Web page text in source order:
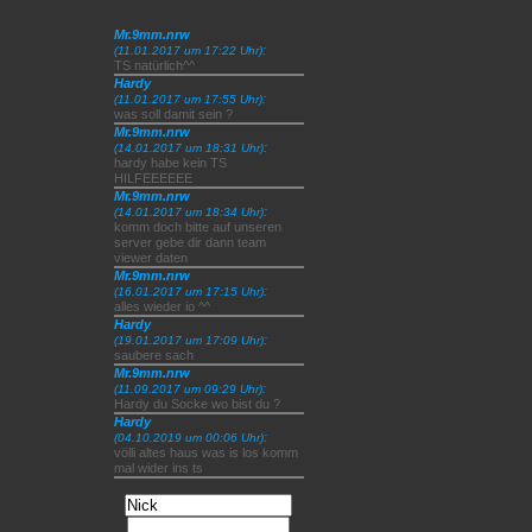
Mr.9mm.nrw
(11.01.2017 um 17:22 Uhr):
TS natürlich^^
Hardy
(11.01.2017 um 17:55 Uhr):
was soll damit sein ?
Mr.9mm.nrw
(14.01.2017 um 18:31 Uhr):
hardy habe kein TS
HILFEEEEEE
Mr.9mm.nrw
(14.01.2017 um 18:34 Uhr):
komm doch bitte auf unseren
server gebe dir dann team
viewer daten
Mr.9mm.nrw
(16.01.2017 um 17:15 Uhr):
alles wieder io ^^
Hardy
(19.01.2017 um 17:09 Uhr):
saubere sach
Mr.9mm.nrw
(11.09.2017 um 09:29 Uhr):
Hardy du Socke wo bist du ?
Hardy
(04.10.2019 um 00:06 Uhr):
völli altes haus was is los komm
mal wider ins ts